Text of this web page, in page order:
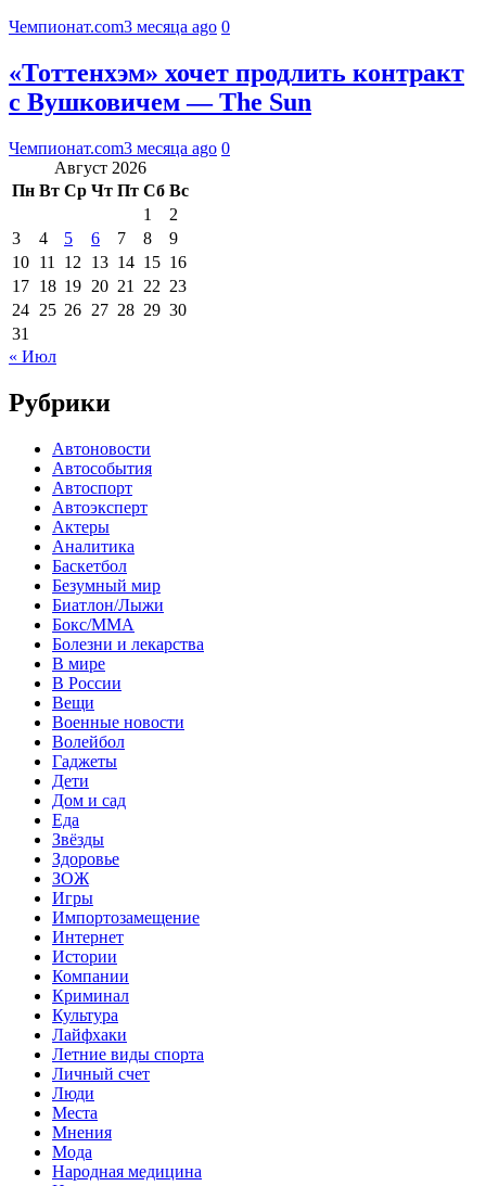
Чемпионат.com3 месяца ago 0
«Тоттенхэм» хочет продлить контракт
с Вушковичем — The Sun
Чемпионат.com3 месяца ago 0
Август 2026
Пн Вт Ср Чт Пт Сб Вс
1
2
3
4 5 6 7 8
9
10 11 12 13 14 15 16
17 18 19 20 21 22 23
24 25 26 27 28 29 30
31
« Июл
Рубрики
Автоновости
Автособытия
Автоспорт
Автоэксперт
Актеры
Аналитика
Баскетбол
Безумный мир
Биатлон/Лыжи
Бокс/MMA
Болезни и лекарства
В мире
В России
Вещи
Военные новости
Волейбол
Гаджеты
Дети
Дом и сад
Еда
Звёзды
Здоровье
ЗОЖ
Игры
Импортозамещение
Интернет
Истории
Компании
Криминал
Культура
Лайфхаки
Летние виды спорта
Личный счет
Люди
Места
Мнения
Мода
Народная медицина